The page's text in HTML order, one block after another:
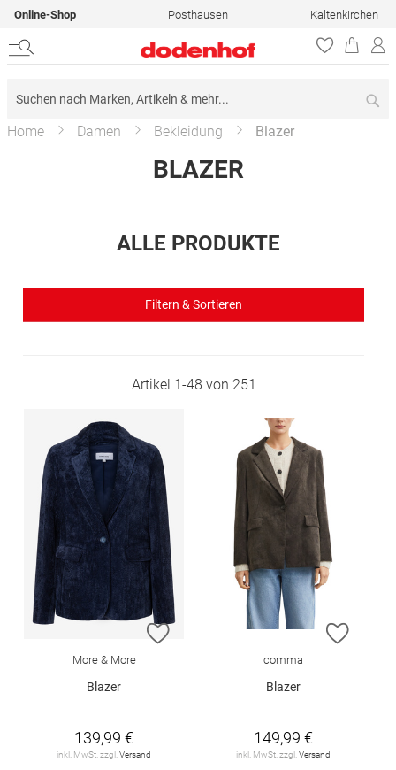
Online-Shop Posthausen Kaltenkirchen
Home Damen Bekleidung Blazer
BLAZER
ALLE PRODUKTE
Filtern & Sortieren
Artikel 1-48 von 251
ZUR WUNSCHLISTE HINZUFÜGEN
More & More
Blazer
139,99 €
inkl. MwSt. zzgl. Versand
ZUR
comma
Blazer
149,99 €
inkl. MwSt. zzgl. Versand